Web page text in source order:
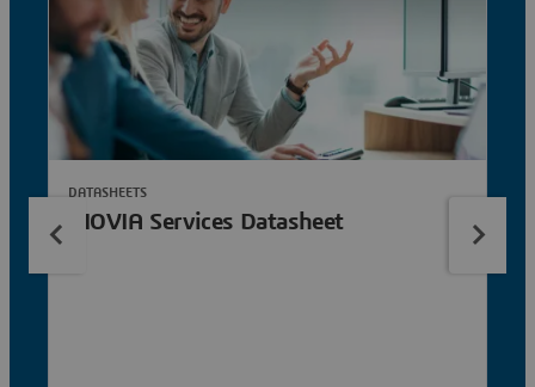
BIOVIA Services Datasheet
DATASHEETS